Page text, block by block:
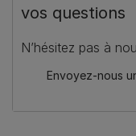
vos questions
N’hésitez pas à
Envoyez-nous